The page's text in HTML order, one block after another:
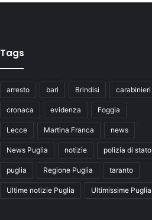
Tags
arresto bari Brindisi carabinieri
cronaca evidenza Foggia
Lecce Martina Franca news
News Puglia notizie polizia di stato
puglia Regione Puglia taranto
Ultime notizie Puglia Ultimissime Puglia